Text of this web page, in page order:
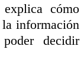
cómo
información
decidir